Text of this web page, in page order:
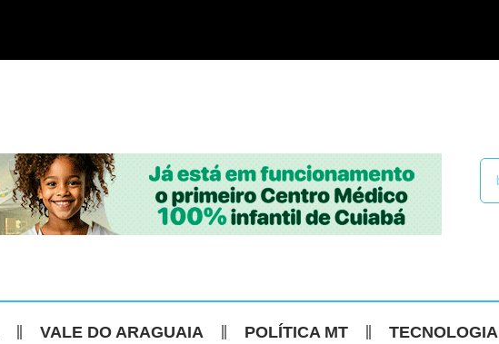
VALE DO ARAGUAIA POLÍTICA MT TECNOLOGIA